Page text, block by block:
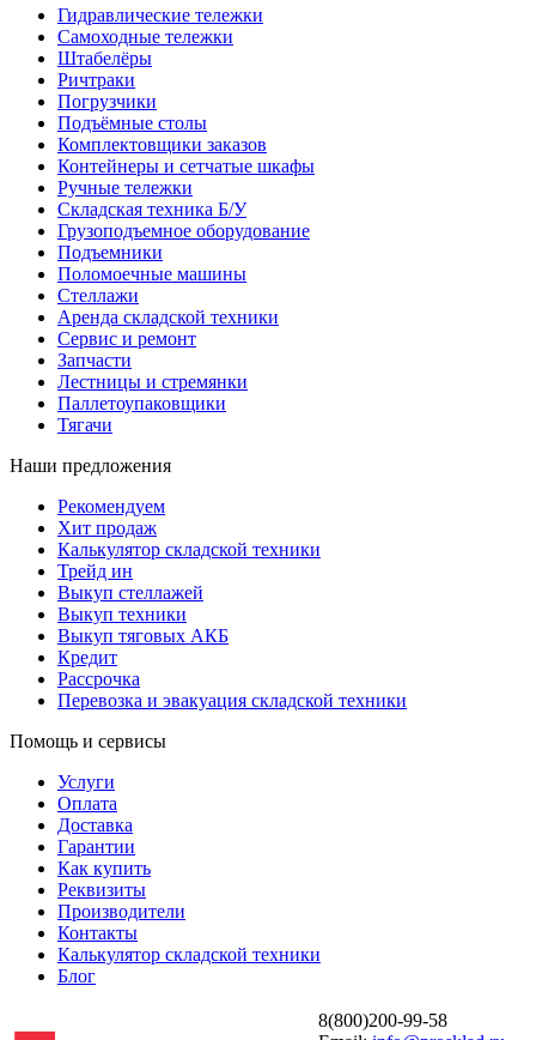
Гидравлические тележки
Самоходные тележки
Штабелёры
Ричтраки
Погрузчики
Подъёмные столы
Комплектовщики заказов
Контейнеры и сетчатые шкафы
Ручные тележки
Складская техника Б/У
Грузоподъемное оборудование
Подъемники
Поломоечные машины
Стеллажи
Аренда складской техники
Сервис и ремонт
Запчасти
Лестницы и стремянки
Паллетоупаковщики
Тягачи
Наши предложения
Рекомендуем
Хит продаж
Калькулятор складской техники
Трейд ин
Выкуп стеллажей
Выкуп техники
Выкуп тяговых АКБ
Кредит
Рассрочка
Перевозка и эвакуация складской техники
Помощь и сервисы
Услуги
Оплата
Доставка
Гарантии
Как купить
Реквизиты
Производители
Контакты
Калькулятор складской техники
Блог
8(800)200-99-58